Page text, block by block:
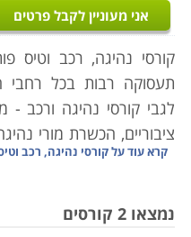
אני מעוניין לקבל פרטים
קורסי נהיגה, רכב וטיס
תעסוקה רבות בכל רחבי
לגבי קורסי נהיגה ורכב -
ציבוריים, הכשרת מורי
טיס - מיועדים
מקצועיים.
קרא עוד עלקורסי נהיגה, רכב
נמצאו 2 קורסים